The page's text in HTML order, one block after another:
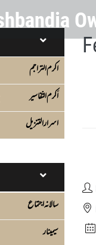
اکرم التراجم
اَکرم التّفاسیر
اسرارالتنزیل
سالانہ اجتماع
سیمینار